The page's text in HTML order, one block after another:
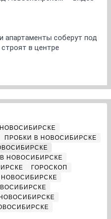
апартаменты соберут под
в центре
ПРОБКИ В НОВОСИБИРСКЕ
НОВОСИБИРСКЕ
ГОРОСКОП